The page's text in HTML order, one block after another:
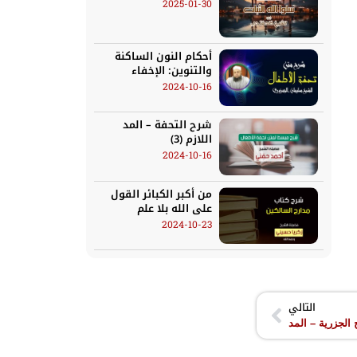
2025-01-30
أحكام النون الساكنة
والتنوين: الإخفاء
2024-10-16
شرح التحفة – المد
اللازم (3)
2024-10-16
من أكبر الكبائر القول
على الله بلا علم
2024-10-23
التالي
– المد